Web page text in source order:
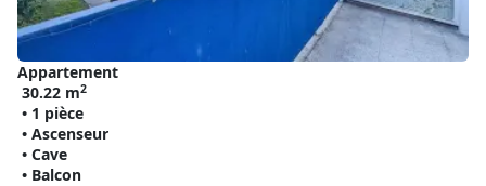
Appartement
30.22 m2
• 1 pièce
• Ascenseur
• Cave
• Balcon